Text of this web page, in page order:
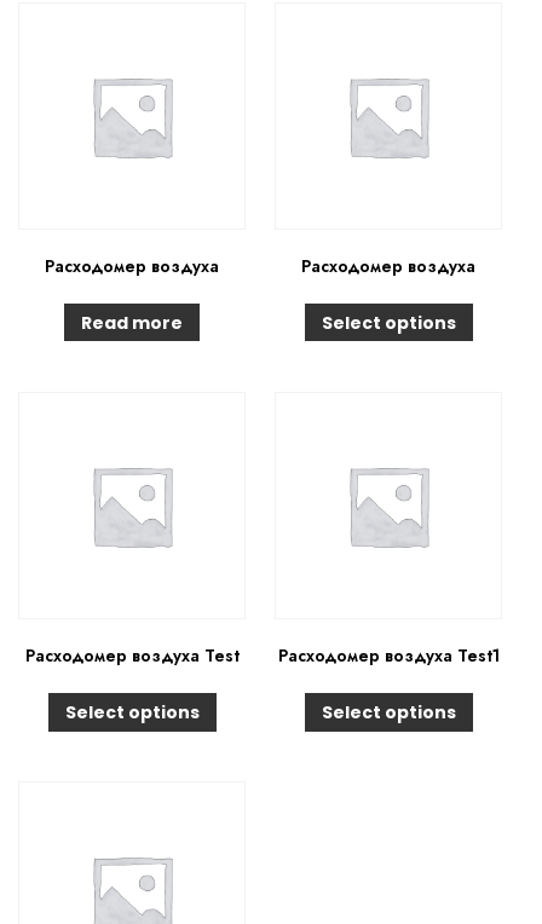
Расходомер воздуха
Read more
Расходомер воздуха
Select options
Расходомер воздуха Test
Select options
Расходомер воздуха Test1
Select options